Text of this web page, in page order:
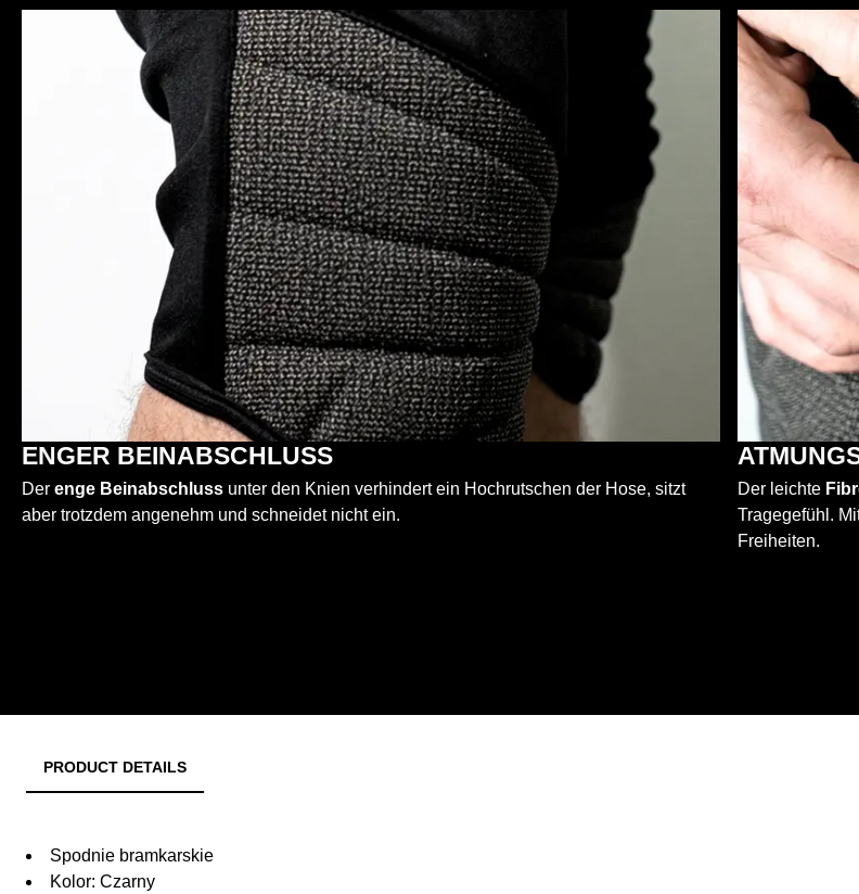
ENGER BEINABSCHLUSS
Der enge Beinabschluss unter den Knien verhindert ein Hochrutschen der Hose, sitzt
aber trotzdem angenehm und schneidet nicht ein.
Der leichte
Tragegefühl.
Freiheiten.
PRODUCT DETAILS
Spodnie bramkarskie
Kolor: Czarny